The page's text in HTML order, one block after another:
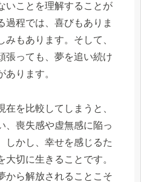
いことを理解することが
過程では、喜びもありま
もあります。そして、
張っても、夢を追い続け
あります。
を比較してしまうと、
、喪失感や虚無感に陥っ
しかし、幸せを感じるた
切に生きることです。
から解放されることこそ